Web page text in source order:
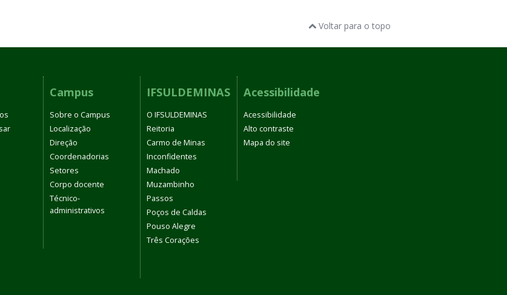
Voltar para o topo
Campus
Sobre o Campus
Localização
Direção
Coordenadorias
Setores
Corpo docente
Técnico-
administrativos
IFSULDEMINAS
O IFSULDEMINAS
Reitoria
Carmo de Minas
Inconfidentes
Machado
Muzambinho
Passos
Poços de Caldas
Pouso Alegre
Três Corações
Acessibilidade
Acessibilidade
Alto contraste
Mapa do site